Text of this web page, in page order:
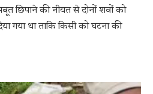
छिपाने की नीयत से दोनों शवों को
गया था ताकि किसी को घटना की